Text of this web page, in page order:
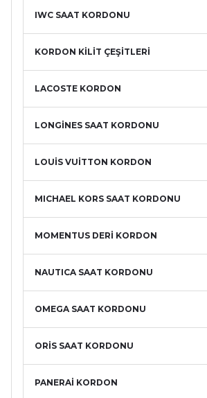
IWC SAAT KORDONU
KORDON KİLİT ÇEŞİTLERİ
LACOSTE KORDON
LONGİNES SAAT KORDONU
LOUİS VUİTTON KORDON
MICHAEL KORS SAAT KORDONU
MOMENTUS DERİ KORDON
NAUTICA SAAT KORDONU
OMEGA SAAT KORDONU
ORİS SAAT KORDONU
PANERAİ KORDON